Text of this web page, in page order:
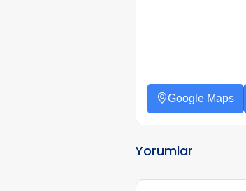
Google Maps
Yorumlar